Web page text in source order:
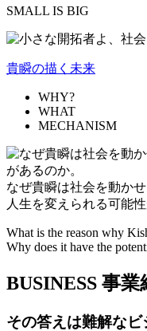
SMALL IS BIG
貴瞬の描く未来
WHY?
WHAT
MECHANISM
なぜ貴瞬は社会を動かせ
人生を変えられる可能性
What is the reason why
Why does it have the
BUSINESS 事業
その答えは難解な